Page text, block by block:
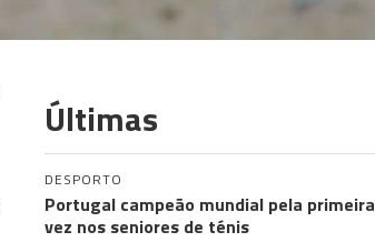
Últimas
DESPORTO
Portugal campeão mundial pela primeira
vez nos seniores de ténis